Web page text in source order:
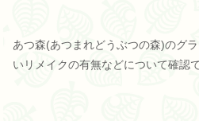
あつ森(あつまれどうぶつの森)のグ
いリメイクの有無などについて確認